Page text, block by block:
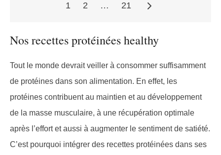
Pagination
publications
1 2 … 21
Nos recettes protéinées healthy
Tout le monde devrait veiller à consommer suffisamment
de protéines dans son alimentation. En effet, les
protéines contribuent au maintien et au développement
de la masse musculaire, à une récupération optimale
après l’effort et aussi à augmenter le sentiment de satiété.
C’est pourquoi intégrer des recettes protéinées dans ses